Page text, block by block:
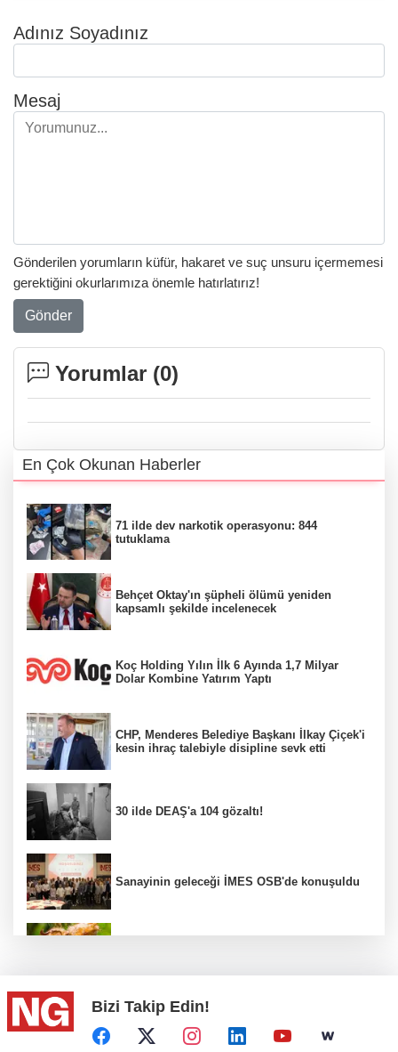
Adınız Soyadınız
Mesaj
Gönderilen yorumların küfür, hakaret ve suç unsuru içermemesi
gerektiğini okurlarımıza önemle hatırlatırız!
Gönder
Yorumlar (0)
En Çok Okunan Haberler
71 ilde dev narkotik operasyonu: 844
tutuklama
Behçet Oktay'ın şüpheli ölümü yeniden
kapsamlı şekilde incelenecek
Koç Holding Yılın İlk 6 Ayında 1,7 Milyar
Dolar Kombine Yatırım Yaptı
CHP, Menderes Belediye Başkanı İlkay Çiçek'i
kesin ihraç talebiyle disipline sevk etti
30 ilde DEAŞ'a 104 gözaltı!
Sanayinin geleceği İMES OSB'de konuşuldu
Türkiye, Suudi Arabistan ve Pakistan ortak
savunma anlaşması...
Bizi Takip Edin!